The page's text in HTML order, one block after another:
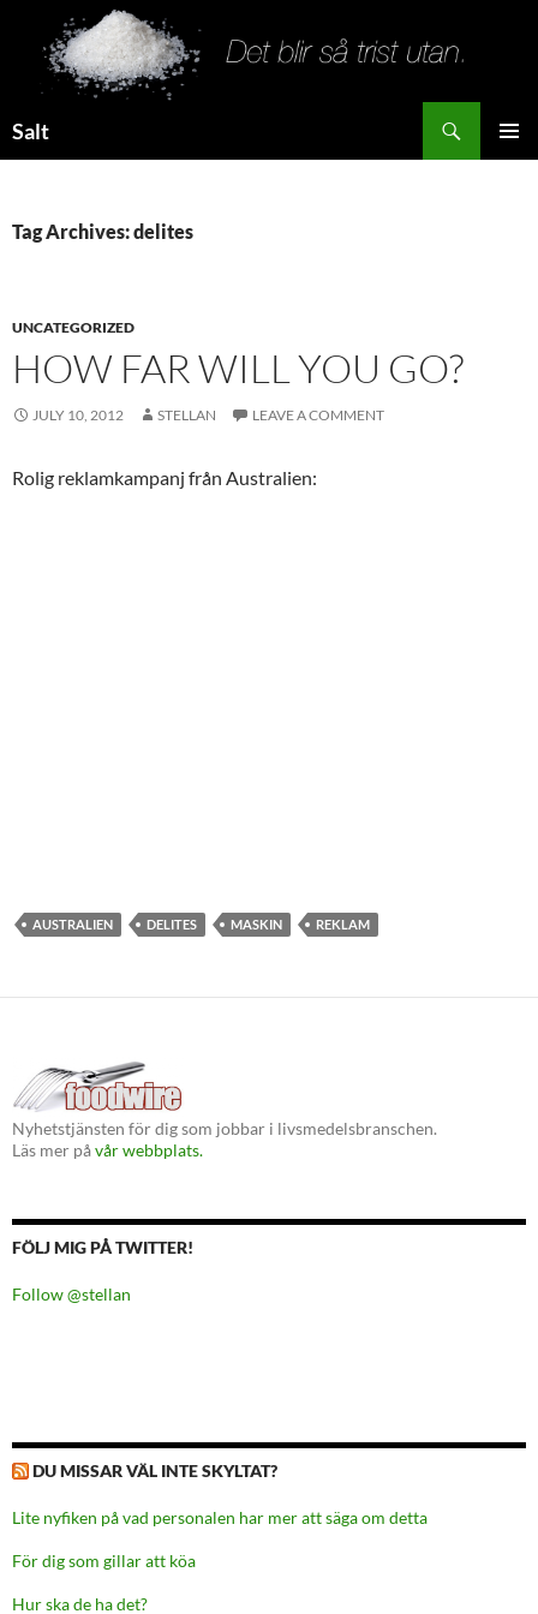
Salt
Tag Archives: delites
UNCATEGORIZED
HOW FAR WILL YOU GO?
JULY 10, 2012 STELLAN LEAVE A COMMENT
Rolig reklamkampanj från Australien:
AUSTRALIEN DELITES MASKIN REKLAM
Nyhetstjänsten för dig som jobbar i livsmedelsbranschen.
Läs mer påvår webbplats.
FÖLJ MIG PÅ TWITTER!
Follow @stellan
DU MISSAR VÄL INTE SKYLTAT?
Lite nyfiken på vad personalen har mer att säga om detta
För dig som gillar att köa
Hur ska de ha det?